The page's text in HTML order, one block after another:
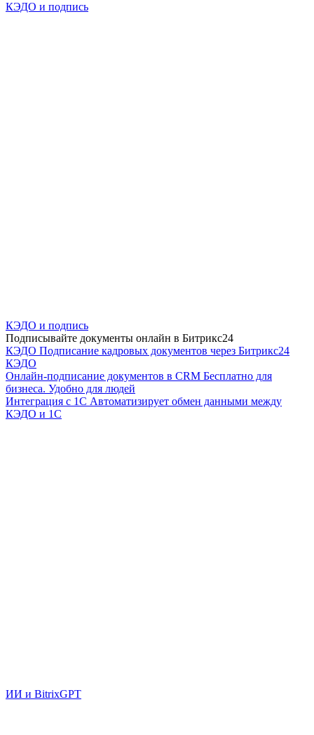
КЭДО и подпись
КЭДО и подпись
Подписывайте документы онлайн в Битрикс24
КЭДО Подписание кадровых документов через Битрикс24
КЭДО
Онлайн-подписание документов в CRM Бесплатно для
бизнеса. Удобно для людей
Интеграция с 1С Автоматизирует обмен данными между
КЭДО и 1С
ИИ и BitrixGPT